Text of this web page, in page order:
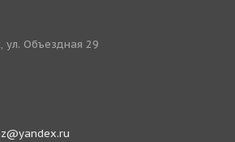
ул. Объездная 29